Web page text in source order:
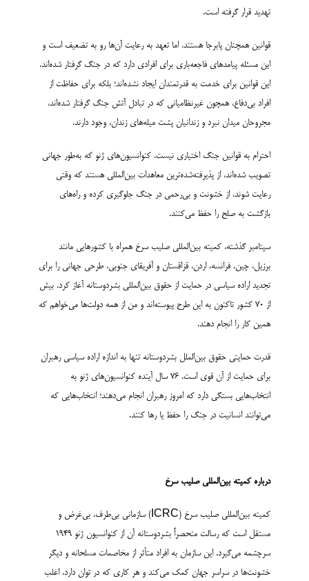
تهدید قرار گرفته است.
قوانین همچنان پابرجا هستند، اما تعهد به رعایت آن‌ها رو به تضعیف است و
این مسئله پیامدهای فاجعه‌باری برای افرادی دارد که در جنگ گرفتار شده‌اند.
این قوانین برای خدمت به قدرتمندان ایجاد نشده‌اند؛ بلکه برای حفاظت از
افراد بی‌دفاع، همچون غیرنظامیانی که در تبادل آتش جنگ گرفتار شده‌اند،
مجروحان میدان نبرد و زندانیان پشت میله‌های زندان، وجود دارند.
احترام به قوانین جنگ اختیاری نیست. کنوانسیون‌های ژنو که به‌طور جهانی
تصویب شده‌اند، از پذیرفته‌شده‌ترین معاهدات بین‌المللی هستند که وقتی
رعایت شوند، از خشونت و بی‌رحمی در جنگ جلوگیری کرده و راه‌های
بازگشت به صلح را حفظ می‌کنند.
سپتامبر گذشته، کمیته بین‌المللی صلیب سرخ همراه با کشورهایی مانند
برزیل، چین، فرانسه، اردن، قزاقستان و آفریقای جنوبی، طرحی جهانی را برای
تجدید اراده سیاسی در حمایت از حقوق بین‌المللی بشردوستانه آغاز کرد. بیش
از ۷۰ کشور تاکنون به این طرح پیوسته‌اند و من از همه دولت‌ها می‌خواهم که
همین کار را انجام دهند.
قدرت حمایتی حقوق بین‌الملل بشردوستانه تنها به اندازه اراده سیاسی رهبران
برای حمایت از آن قوی است. ۷۶ سال آینده کنوانسیون‌های ژنو به
انتخاب‌هایی بستگی دارد که امروز رهبران انجام می‌دهند؛ انتخاب‌هایی که
می‌توانند انسانیت در جنگ را حفظ یا رها کنند.
درباره کمیته بین‌المللی صلیب سرخ
کمیته بین‌المللی صلیب سرخ (ICRC) سازمانی بی‌طرف، بی‌غرض و
مستقل است که رسالت منحصراً بشردوستانه آن از کنوانسیون ژنو ۱۹۴۹
سرچشمه می‌گیرد. این سازمان به افراد متأثر از مخاصمات مسلحانه و دیگر
خشونت‌ها در سراسر جهان کمک می‌کند و هر کاری که در توان دارد، اغلب